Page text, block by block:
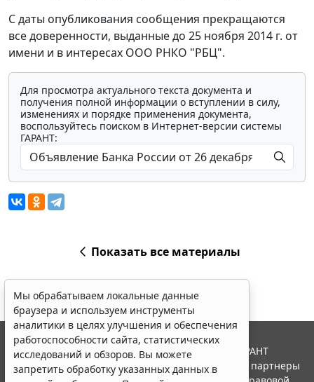
С даты опубликования сообщения прекращаются
все доверенности, выданные до 25 ноября 2014 г. от
имени и в интересах ООО РНКО "РБЦ".
Для просмотра актуального текста документа и
получения полной информации о вступлении в силу,
изменениях и порядке применения документа,
воспользуйтесь поиском в Интернет-версии системы
ГАРАНТ:
Показать все материалы
Мы обрабатываем локальные данные
браузера и используем инструменты
аналитики в целях улучшения и обеспечения
работоспособности сайта, статистических
исследований и обзоров. Вы можете
запретить обработку указанных данных в
© ООО "НПП "ГАРАНТ-СЕРВИС", 2026. Система ГАРАНТ
выпускается с 1990 года. Компания "Гарант" и ее партнеры